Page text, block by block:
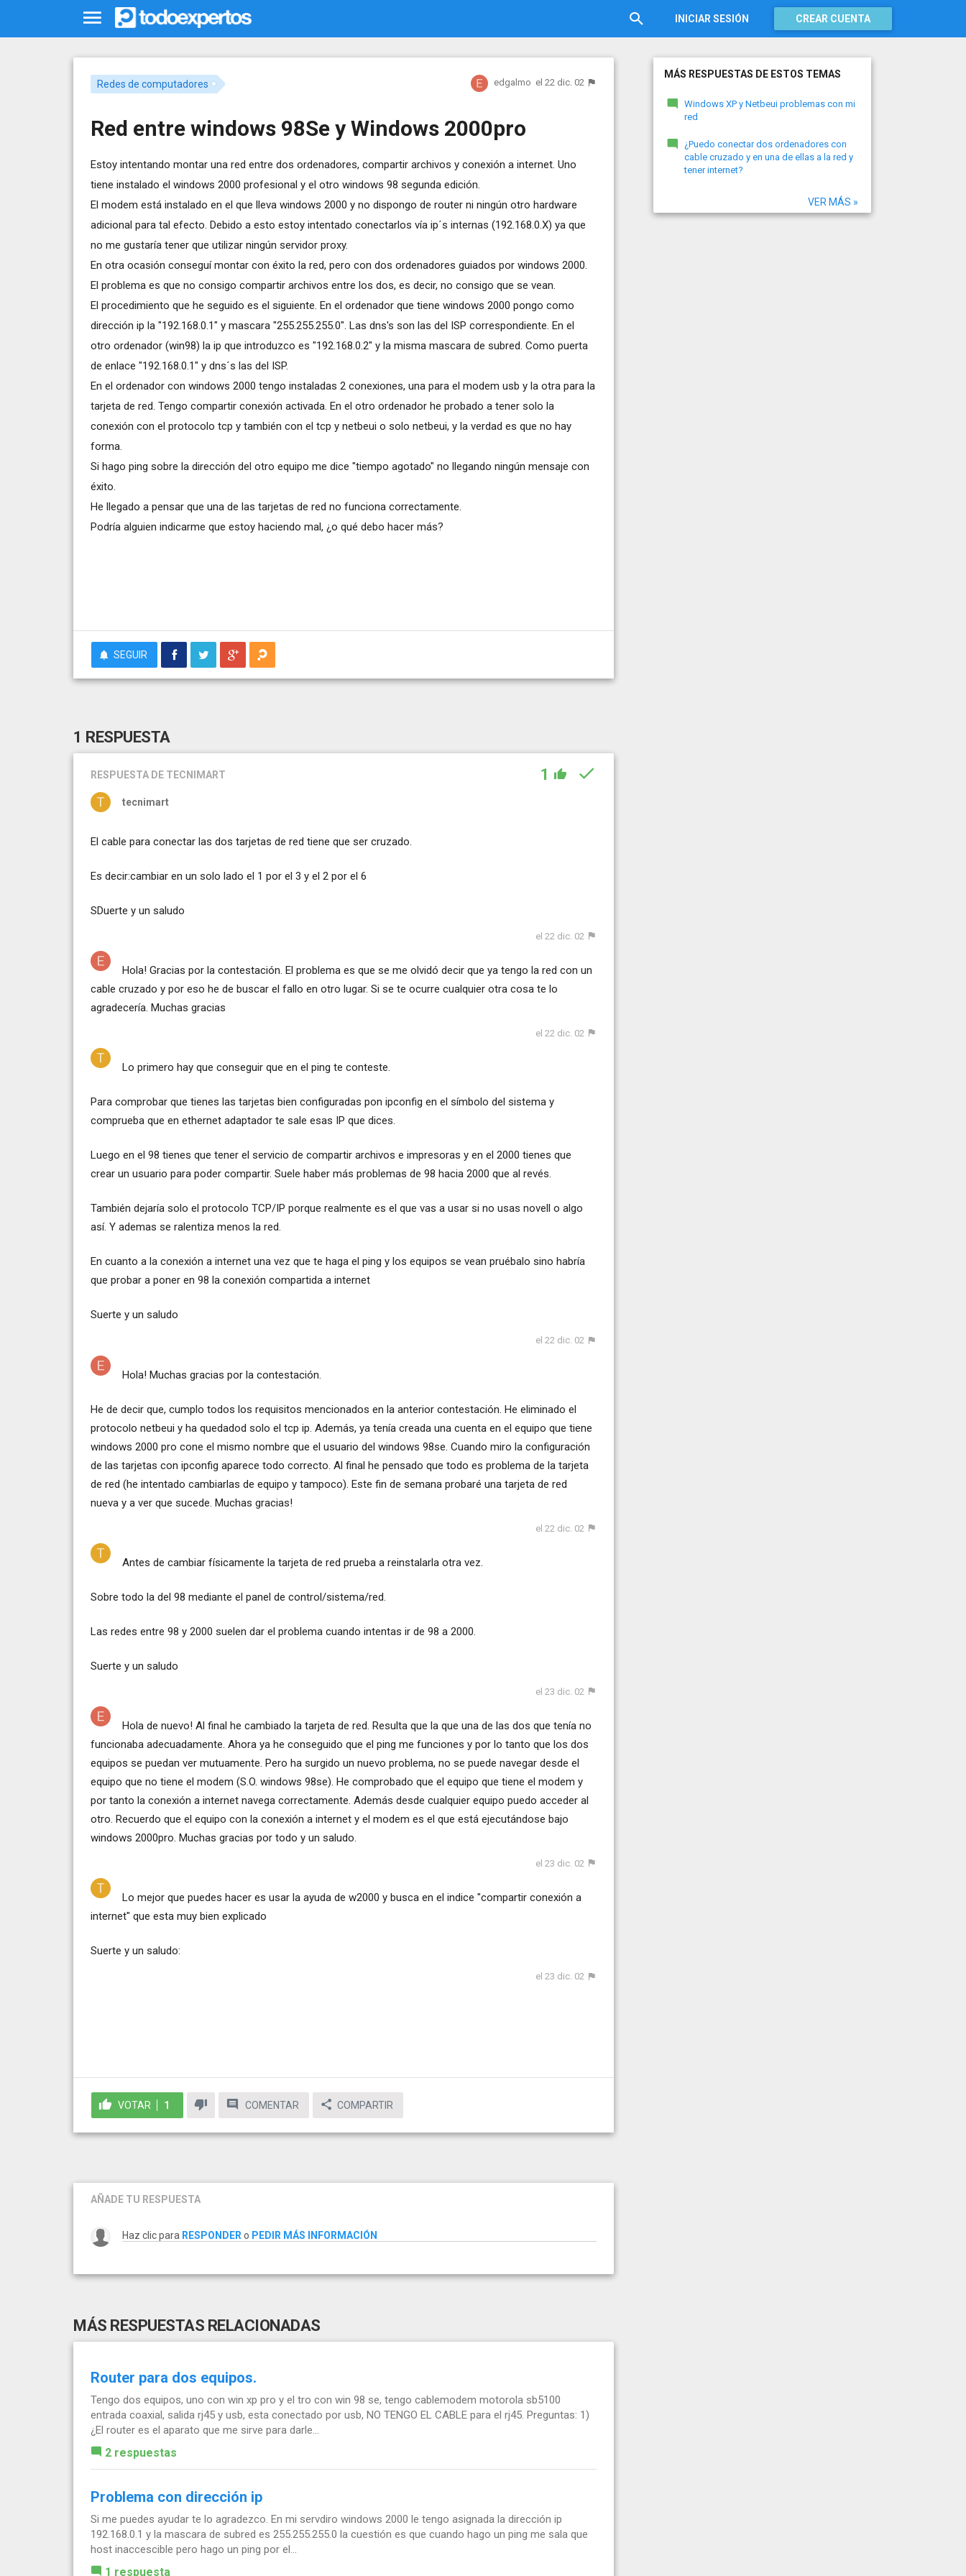
INICIAR SESIÓN CREAR CUENTA
Redes de computadores edgalmo el 22 dic. 02
Red entre windows 98Se y Windows 2000pro
Estoy intentando montar una red entre dos ordenadores, compartir archivos y conexión a internet. Uno
tiene instalado el windows 2000 profesional y el otro windows 98 segunda edición.
El modem está instalado en el que lleva windows 2000 y no dispongo de router ni ningún otro hardware
adicional para tal efecto. Debido a esto estoy intentado conectarlos vía ip´s internas (192.168.0.X) ya que
no me gustaría tener que utilizar ningún servidor proxy.
En otra ocasión conseguí montar con éxito la red, pero con dos ordenadores guiados por windows 2000.
El problema es que no consigo compartir archivos entre los dos, es decir, no consigo que se vean.
El procedimiento que he seguido es el siguiente. En el ordenador que tiene windows 2000 pongo como
dirección ip la "192.168.0.1" y mascara "255.255.255.0". Las dns's son las del ISP correspondiente. En el
otro ordenador (win98) la ip que introduzco es "192.168.0.2" y la misma mascara de subred. Como puerta
de enlace "192.168.0.1" y dns´s las del ISP.
En el ordenador con windows 2000 tengo instaladas 2 conexiones, una para el modem usb y la otra para la
tarjeta de red. Tengo compartir conexión activada. En el otro ordenador he probado a tener solo la
conexión con el protocolo tcp y también con el tcp y netbeui o solo netbeui, y la verdad es que no hay
forma.
Si hago ping sobre la dirección del otro equipo me dice "tiempo agotado" no llegando ningún mensaje con
éxito.
He llegado a pensar que una de las tarjetas de red no funciona correctamente.
Podría alguien indicarme que estoy haciendo mal, ¿o qué debo hacer más?
SEGUIR
1 RESPUESTA
RESPUESTA DE TECNIMART 1
tecnimart
El cable para conectar las dos tarjetas de red tiene que ser cruzado.
Es decir:cambiar en un solo lado el 1 por el 3 y el 2 por el 6
SDuerte y un saludo
el 22 dic. 02
Hola! Gracias por la contestación. El problema es que se me olvidó decir que ya tengo la red con un
cable cruzado y por eso he de buscar el fallo en otro lugar. Si se te ocurre cualquier otra cosa te lo
agradecería. Muchas gracias
el 22 dic. 02
Lo primero hay que conseguir que en el ping te conteste.
Para comprobar que tienes las tarjetas bien configuradas pon ipconfig en el símbolo del sistema y
comprueba que en ethernet adaptador te sale esas IP que dices.
Luego en el 98 tienes que tener el servicio de compartir archivos e impresoras y en el 2000 tienes que
crear un usuario para poder compartir. Suele haber más problemas de 98 hacia 2000 que al revés.
También dejaría solo el protocolo TCP/IP porque realmente es el que vas a usar si no usas novell o algo
así. Y ademas se ralentiza menos la red.
En cuanto a la conexión a internet una vez que te haga el ping y los equipos se vean pruébalo sino habría
que probar a poner en 98 la conexión compartida a internet
Suerte y un saludo
el 22 dic. 02
Hola! Muchas gracias por la contestación.
He de decir que, cumplo todos los requisitos mencionados en la anterior contestación. He eliminado el
protocolo netbeui y ha quedadod solo el tcp ip. Además, ya tenía creada una cuenta en el equipo que tiene
windows 2000 pro cone el mismo nombre que el usuario del windows 98se. Cuando miro la configuración
de las tarjetas con ipconfig aparece todo correcto. Al final he pensado que todo es problema de la tarjeta
de red (he intentado cambiarlas de equipo y tampoco). Este fin de semana probaré una tarjeta de red
nueva y a ver que sucede. Muchas gracias!
el 22 dic. 02
Antes de cambiar físicamente la tarjeta de red prueba a reinstalarla otra vez.
Sobre todo la del 98 mediante el panel de control/sistema/red.
Las redes entre 98 y 2000 suelen dar el problema cuando intentas ir de 98 a 2000.
Suerte y un saludo
el 23 dic. 02
Hola de nuevo! Al final he cambiado la tarjeta de red. Resulta que la que una de las dos que tenía no
funcionaba adecuadamente. Ahora ya he conseguido que el ping me funciones y por lo tanto que los dos
equipos se puedan ver mutuamente. Pero ha surgido un nuevo problema, no se puede navegar desde el
equipo que no tiene el modem (S.O. windows 98se). He comprobado que el equipo que tiene el modem y
por tanto la conexión a internet navega correctamente. Además desde cualquier equipo puedo acceder al
otro. Recuerdo que el equipo con la conexión a internet y el modem es el que está ejecutándose bajo
windows 2000pro. Muchas gracias por todo y un saludo.
el 23 dic. 02
Lo mejor que puedes hacer es usar la ayuda de w2000 y busca en el indice "compartir conexión a
internet" que esta muy bien explicado
Suerte y un saludo:
el 23 dic. 02
VOTAR 1 COMENTAR COMPARTIR
AÑADE TU RESPUESTA
Haz clic para RESPONDER o PEDIR MÁS INFORMACIÓN
MÁS RESPUESTAS RELACIONADAS
Router para dos equipos.
Tengo dos equipos, uno con win xp pro y el tro con win 98 se, tengo cablemodem motorola sb5100
entrada coaxial, salida rj45 y usb, esta conectado por usb, NO TENGO EL CABLE para el rj45. Preguntas: 1)
¿El router es el aparato que me sirve para darle...
2 respuestas
Problema con dirección ip
Si me puedes ayudar te lo agradezco. En mi servdiro windows 2000 le tengo asignada la dirección ip
192.168.0.1 y la mascara de subred es 255.255.255.0 la cuestión es que cuando hago un ping me sala que
host inaccescible pero hago un ping por el...
1 respuesta
MÁS RESPUESTAS DE ESTOS TEMAS
Windows XP y Netbeui problemas con mi
red
¿Puedo conectar dos ordenadores con
cable cruzado y en una de ellas a la red y
tener internet?
VER MÁS »